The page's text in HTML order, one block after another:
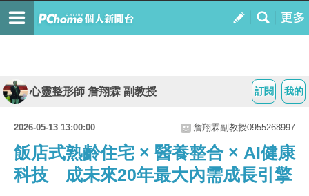
我的
訂閱
心靈整形師 詹翔霖 副教授
2026-05-13 13:00:00 詹翔霖副教授0955268997
飯店式熟齡住宅 × 醫養整合 × AI健康
科技 成未來20年最大內需成長引擎